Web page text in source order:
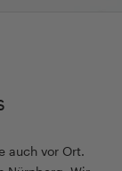
auch vor Ort.